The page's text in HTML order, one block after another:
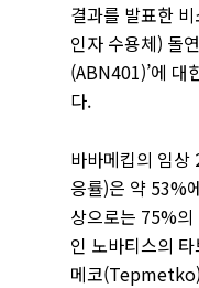
결과를 발표한
인자 수용체) 돌
(ABN401)’에 대
다.
바바메킵의 임상
응률)은 약 53%
상으로는 75%
인 노바티스의
메코